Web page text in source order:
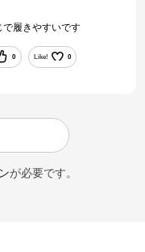
履きやすいです
0 Like! 0
が必要です。